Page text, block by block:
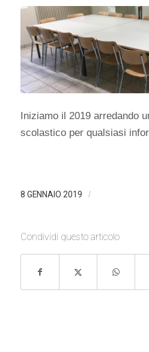
Iniziamo il 2019 arredando
scolastico per qualsiasi
8 GENNAIO 2019 /
Condividi questo articolo